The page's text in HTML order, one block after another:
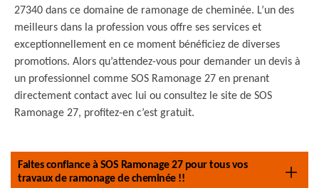
27340 dans ce domaine de ramonage de cheminée. L’un des
meilleurs dans la profession vous offre ses services et
exceptionnellement en ce moment bénéficiez de diverses
promotions. Alors qu’attendez-vous pour demander un devis à
un professionnel comme SOS Ramonage 27 en prenant
directement contact avec lui ou consultez le site de SOS
Ramonage 27, profitez-en c’est gratuit.
Faites confiance à SOS Ramonage 27 pour tous vos
travaux de ramonage de cheminée !!